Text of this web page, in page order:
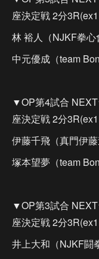
座決定戦 2分
林 裕人（NJKF拳心
中元優成（team
▼OP第4試合
座決定戦 2分
伊藤千飛（真門伊藤
塚本望夢（team
▼OP第3試合
座決定戦 2分
井上大和（NJKF闘